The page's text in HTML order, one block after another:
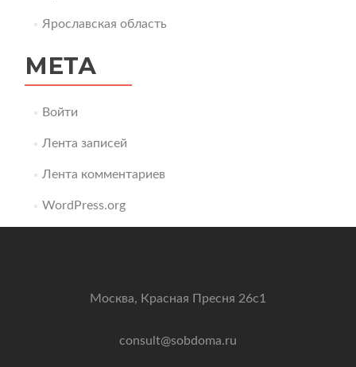
Ярославская область
МЕТА
Войти
Лента записей
Лента комментариев
WordPress.org
Москва, Красная Пресня 26с1
consult@sobdoma.ru